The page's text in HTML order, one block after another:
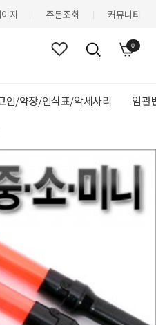
지 주문조회 커뮤니티
0
인/약장/인식표/악세사리 임관